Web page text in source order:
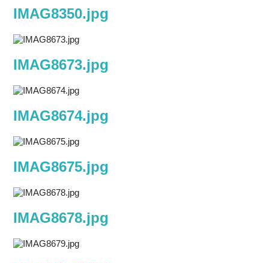
IMAG8350.jpg
IMAG8673.jpg
IMAG8674.jpg
IMAG8675.jpg
IMAG8678.jpg